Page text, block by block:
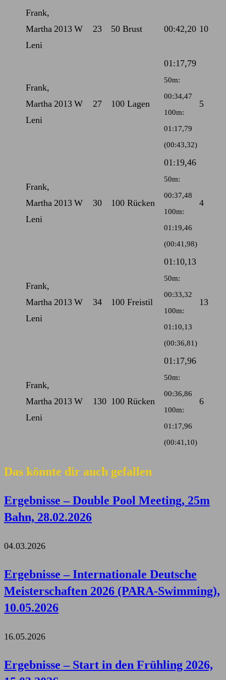
Frank,
Martha
Leni
2013 W 23 50 Brust 00:42,20 10
Frank,
Martha
Leni
2013 W 27 100 Lagen
01:17,79
50m:
00:34,47
100m:
01:17,79
(00:43,32)
5
Frank,
Martha
Leni
2013 W 30 100 Rücken
01:19,46
50m:
00:37,48
100m:
01:19,46
(00:41,98)
4
Frank,
Martha
Leni
2013 W 34 100 Freistil
01:10,13
50m:
00:33,32
100m:
01:10,13
(00:36,81)
13
Frank,
Martha
Leni
2013 W 130 100 Rücken
01:17,96
50m:
00:36,86
100m:
01:17,96
(00:41,10)
6
Das könnte dir auch gefallen
Ergebnisse – Double Pool Meeting, 25m
Bahn, 28.02.2026
04.03.2026
Ergebnisse – Internationale Deutsche
Meisterschaften 2026 (PARA-Swimming),
10.05.2026
16.05.2026
Ergebnisse – Start in den Frühling 2026,